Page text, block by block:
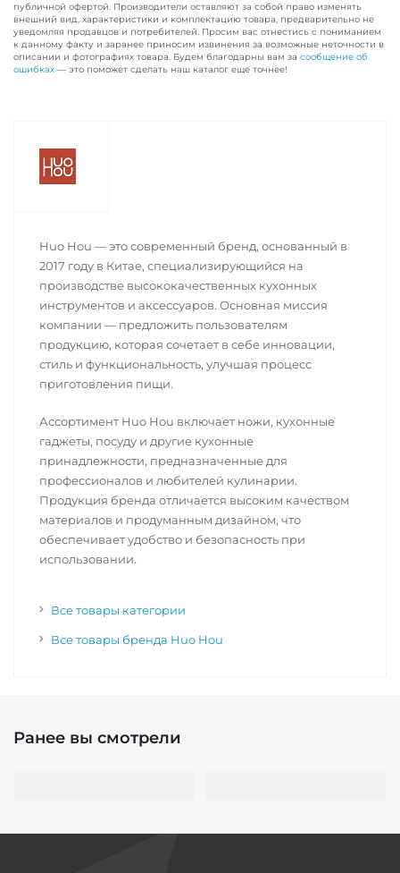
публичной офертой. Производители оставляют за собой право изменять
внешний вид, характеристики и комплектацию товара, предварительно не
уведомляя продавцов и потребителей. Просим вас отнестись с пониманием
к данному факту и заранее приносим извинения за возможные неточности в
описании и фотографиях товара. Будем благодарны вам за сообщение об
ошибках — это поможет сделать наш каталог еще точнее!
Huo Hou — это современный бренд, основанный в
2017 году в Китае, специализирующийся на
производстве высококачественных кухонных
инструментов и аксессуаров. Основная миссия
компании — предложить пользователям
продукцию, которая сочетает в себе инновации,
стиль и функциональность, улучшая процесс
приготовления пищи.
Ассортимент Huo Hou включает ножи, кухонные
гаджеты, посуду и другие кухонные
принадлежности, предназначенные для
профессионалов и любителей кулинарии.
Продукция бренда отличается высоким качеством
материалов и продуманным дизайном, что
обеспечивает удобство и безопасность при
использовании.
Все товары категории
Все товары бренда Huo Hou
Ранее вы смотрели